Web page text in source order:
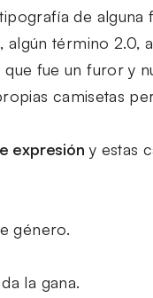
de
término 2.0,
fue un furor y
camisetas
expresión y estas
género.
la gana.